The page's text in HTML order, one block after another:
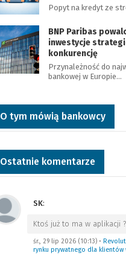
Popyt na kredyt ze
BNP Paribas
inwestycje
konkurencję
Przynależność do
bankowej w Europie…
O tym mówią bankowcy
Ostatnie komentarze
SK:
Ktoś już to ma w aplikacji ?
śr., 29 lip 2026 (10:13)•
rynku prywatnego dla klientów